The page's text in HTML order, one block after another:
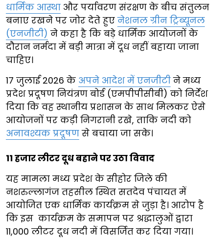
धार्मिक आस्था और पर्यावरण संरक्षण के बीच संतुलन
बनाए रखने पर जोर देते हुए नेशनल ग्रीन ट्रिब्यूनल
(एनजीटी) ने कहा है कि बड़े धार्मिक आयोजनों के
दौरान नर्मदा में बड़ी मात्रा में दूध नहीं बहाया जाना
चाहिए।
17 जुलाई 2026 के अपने आदेश में एनजीटी ने मध्य
प्रदेश प्रदूषण नियंत्रण बोर्ड (एमपीपीसीबी) को निर्देश
दिया कि वह स्थानीय प्रशासन के साथ मिलकर ऐसे
आयोजनों पर कड़ी निगरानी रखे, ताकि नदी को
अनावश्यक प्रदूषण से बचाया जा सके।
11 हजार लीटर दूध बहाने पर उठा विवाद
यह मामला मध्य प्रदेश के सीहोर जिले की
नशरुल्लागंज तहसील स्थित सतदेव पंचायत में
आयोजित एक धार्मिक कार्यक्रम से जुड़ा है। आरोप है
कि इस कार्यक्रम के समापन पर श्रद्धालुओं द्वारा
11,000 लीटर दूध नदी में विसर्जित कर दिया गया।